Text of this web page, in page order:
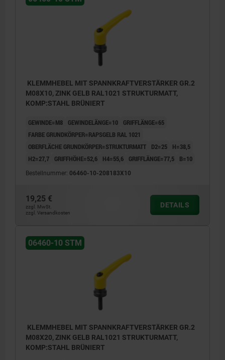
KLEMMHEBEL MIT SPANNKRAFTVERSTÄRKER GR.2
M08X10, ZINK GELB RAL1021 STRUKTURMATT,
KOMP:STAHL BRÜNIERT
GEWINDE=M8 GEWINDELÄNGE=10
GRIFFLÄNGE=65
FARBE GRUNDKÖRPER=RAPSGELB RAL 1021
OBERFLÄCHE GRUNDKÖRPER=STRUKTURMATT
D2=25
H=38,5
H2=27,7
GRIFFHÖHE=52,6 H4=55,6 GRIFFLÄNGE=77,5 B=10
Bestellnummer: 06460-10-208183X10
19,25 €
zzgl. MwSt.
zzgl. Versandkosten
DETAILS
06460-10 STM
KLEMMHEBEL MIT SPANNKRAFTVERSTÄRKER GR.2
M08X20, ZINK GELB RAL1021 STRUKTURMATT,
KOMP:STAHL BRÜNIERT